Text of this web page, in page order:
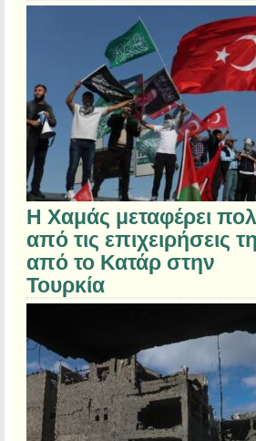
Η Χαμάς μεταφέρει
από τις επιχειρήσεις
από το Κατάρ στην
Τουρκία